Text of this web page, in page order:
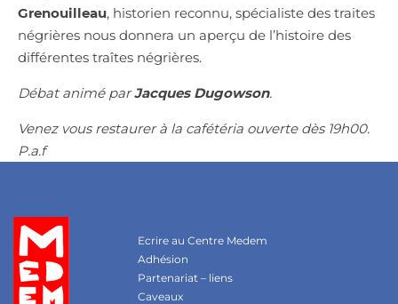
Grenouilleau, historien reconnu, spécialiste des traites
négrières nous donnera un aperçu de l’histoire des
différentes traîtes négrières.
Débat animé parJacques Dugowson.
Venez vous restaurer à la cafétéria ouverte dès 19h00.
P.a.f
Ecrire au Centre Medem
Adhésion
Partenariat – liens
Caveaux